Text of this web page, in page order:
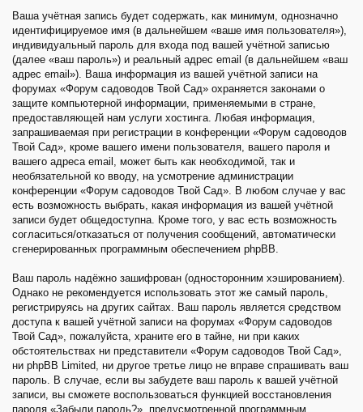
Ваша учётная запись будет содержать, как минимум, однозначно
идентифицируемое имя (в дальнейшем «ваше имя пользователя»),
индивидуальный пароль для входа под вашей учётной записью
(далее «ваш пароль») и реальный адрес email (в дальнейшем «ваш
адрес email»). Ваша информация из вашей учётной записи на
форумах «Форум садоводов Твой Сад» охраняется законами о
защите компьютерной информации, применяемыми в стране,
предоставляющей нам услуги хостинга. Любая информация,
запрашиваемая при регистрации в конференции «Форум садоводов
Твой Сад», кроме вашего имени пользователя, вашего пароля и
вашего адреса email, может быть как необходимой, так и
необязательной ко вводу, на усмотрение администрации
конференции «Форум садоводов Твой Сад». В любом случае у вас
есть возможность выбрать, какая информация из вашей учётной
записи будет общедоступна. Кроме того, у вас есть возможность
согласиться/отказаться от получения сообщений, автоматически
сгенерированных программным обеспечением phpBB.
Ваш пароль надёжно зашифрован (односторонним хэшированием).
Однако не рекомендуется использовать этот же самый пароль,
регистрируясь на других сайтах. Ваш пароль является средством
доступа к вашей учётной записи на форумах «Форум садоводов
Твой Сад», пожалуйста, храните его в тайне, ни при каких
обстоятельствах ни представители «Форум садоводов Твой Сад»,
ни phpBB Limited, ни другое третье лицо не вправе спрашивать ваш
пароль. В случае, если вы забудете ваш пароль к вашей учётной
записи, вы сможете воспользоваться функцией восстановления
пароля «Забыли пароль?», предусмотренной программным